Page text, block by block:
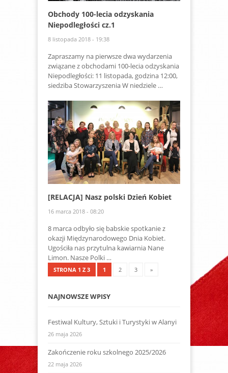
Obchody 100-lecia odzyskania
Niepodległości cz.1
8 listopada 2018 - 19:38
Zapraszamy na pierwsze dwa wydarzenia
związane z obchodami 100-lecia odzyskania
Niepodległości: 11 listopada, godzina 12:00,
siedziba Stowarzyszenia W niedziele …
[RELACJA] Nasz polski Dzień Kobiet
16 marca 2018 - 08:20
8 marca odbyło się babskie spotkanie z
okazji Międzynarodowego Dnia Kobiet.
Ugościła nas przytulna kawiarnia Nane
Limon. Nasze Polki …
STRONA 1 Z 3 1 2 3 »
NAJNOWSZE WPISY
Festiwal Kultury, Sztuki i Turystyki w Alanyi
26 maja 2026
Zakończenie roku szkolnego 2025/2026
22 maja 2026